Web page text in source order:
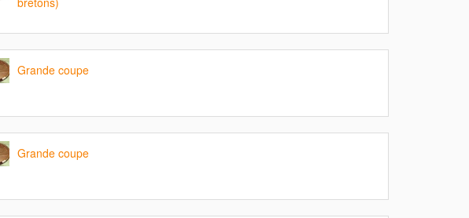
Grande coupe
Grande coupe